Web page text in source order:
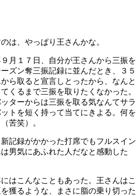
は、やっぱり王さんかな。
月１７日、自分が王さんから三振を
ズン奪三振記録に並んだとき、３５
ら取ると宣言しとったから、なんと
くるまで三振を取りたくなかった。
ターからは三振を取る気なんてサラ
トを短く持って当てにきよる。何を
苦笑）。
記録がかかった打席でもフルスイン
男気にあふれた人だなと感動した
はこんなこともあった。王さんはこ
獲るような、まさに脂の乗り切った